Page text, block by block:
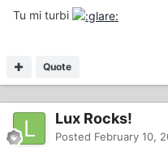
Tu mi turbi
Quote
Lux Rocks!
Posted February 10,